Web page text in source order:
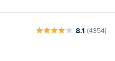
8.1 (4354)